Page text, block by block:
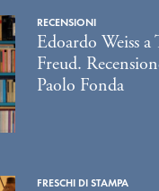
RECENSIONI
Edoardo Weiss a
Freud.
Paolo Fonda
FRESCHI DI STAMPA